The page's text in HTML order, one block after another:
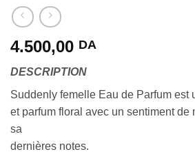
4.500,00 DA
DESCRIPTION
Suddenly femelle Eau de Parfum est
et parfum floral avec un sentiment de
sa
dernières notes.